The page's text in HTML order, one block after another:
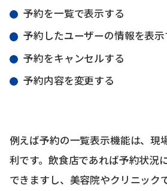
予約を一覧で表示する
予約したユーザーの情報を表示
予約をキャンセルする
予約内容を変更する
例えば予約の一覧表示機能は、現
利です。飲食店であれば予約状況
できますし、美容院やクリニック